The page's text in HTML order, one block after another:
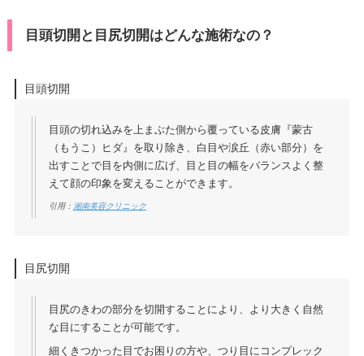
目頭切開と目尻切開はどんな施術なの？
目頭切開
目頭の切れ込みを上まぶた側から覆っている皮膚『蒙古
（もうこ）ヒダ』を取り除き、白目や涙丘（赤い部分）を
出すことで目を内側に広げ、目と目の幅をバランスよく整
えて顔の印象を変えることができます。
引用： 湘南美容クリニック
目尻切開
目尻のきわの部分を切開することにより、より大きく自然
な目にすることが可能です。
細くきつかった目でお困りの方や、つり目にコンプレック